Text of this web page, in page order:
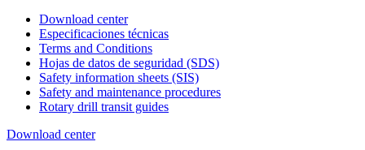
Download center
Especificaciones técnicas
Terms and Conditions
Hojas de datos de seguridad (SDS)
Safety information sheets (SIS)
Safety and maintenance procedures
Rotary drill transit guides
Download center